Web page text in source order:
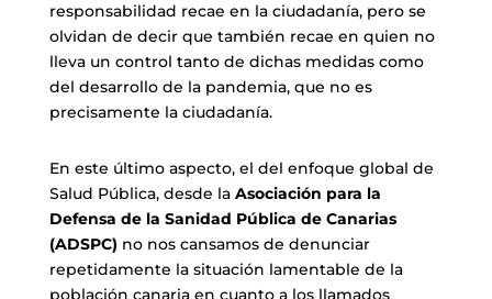
responsabilidad recae en la ciudadanía, pero se
olvidan de decir que también recae en quien no
lleva un control tanto de dichas medidas como
del desarrollo de la pandemia, que no es
precisamente la ciudadanía.
En este último aspecto, el del enfoque global de
Salud Pública, desde la Asociación para la
Defensa de la Sanidad Pública de Canarias
(ADSPC) no nos cansamos de denunciar
repetidamente la situación lamentable de la
población canaria en cuanto a los llamados